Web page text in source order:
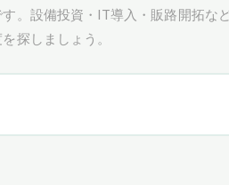
。設備投資・IT導入・販路開拓な
探しましょう。